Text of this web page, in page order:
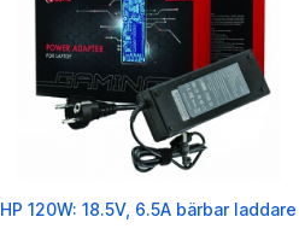
HP 120W: 18.5V, 6.5A bärbar laddare